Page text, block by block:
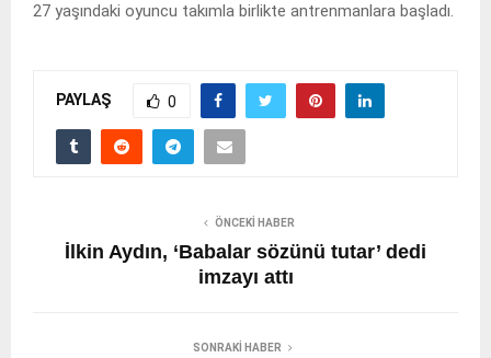
27 yaşındaki oyuncu takımla birlikte antrenmanlara başladı.
PAYLAŞ 0
ÖNCEKI HABER
İlkin Aydın, ‘Babalar sözünü tutar’ dedi
imzayı attı
SONRAKI HABER